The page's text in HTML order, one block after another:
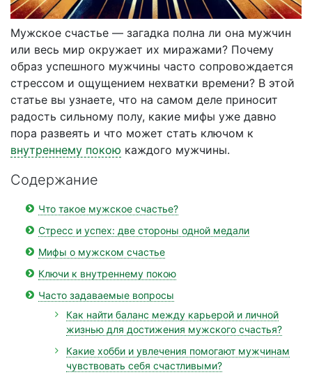
Мужское счастье — загадка полна ли она мужчин
или весь мир окружает их миражами? Почему
образ успешного мужчины часто сопровождается
стрессом и ощущением нехватки времени? В этой
статье вы узнаете, что на самом деле приносит
радость сильному полу, какие мифы уже давно
пора развеять и что может стать ключом к
внутреннему покою каждого мужчины.
Содержание
Что такое мужское счастье?
Стресс и успех: две стороны одной медали
Мифы о мужском счастье
Ключи к внутреннему покою
Часто задаваемые вопросы
Как найти баланс между карьерой и личной
жизнью для достижения мужского счастья?
Какие хобби и увлечения помогают мужчинам
чувствовать себя счастливыми?